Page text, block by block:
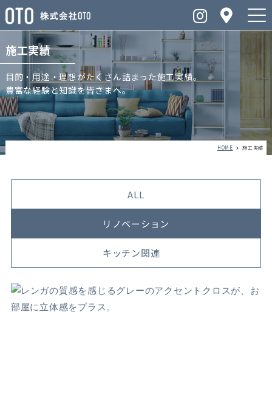
施工実績
目的・用途・理想がたくさん詰まった施工実績。
豊富な経験と知識を皆さまへ。
HOME 施工実績
ALL
リノベーション
キッチン関連